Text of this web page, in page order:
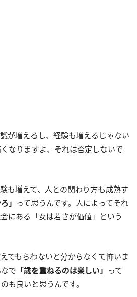
が増えるし、経験も増えるじゃない
なりますよ、それは否定しないで
も増えて、人との関わり方も成熟す
」 って思うんです。人によってそれ
にある「女は若さが価値」という
てもらわないと分からなくて怖いま
で 「歳を重ねるのは楽しい」 って
も良いと思うんです。